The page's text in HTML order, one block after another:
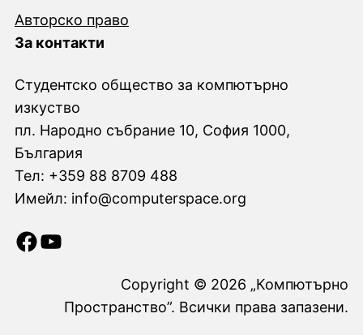
Авторско право
За контакти
Студентско общество за компютърно
изкуство
пл. Народно събрание 10, София 1000,
България
Тел: +359 88 8709 488
Имейл: info@computerspace.org
Facebook YouTube
Copyright © 2026 „Компютърно
Пространство”. Всички права запазени.